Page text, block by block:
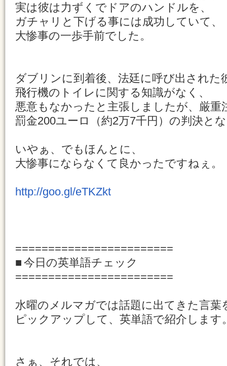
実は彼は力ずくでドアのハンドルを、
ガチャリと下げる事には成功していて、
大惨事の一歩手前でした。
ダブリンに到着後、法廷に呼び出された
飛行機のトイレに関する知識がなく、
悪意もなかったと主張しましたが、厳重
罰金200ユーロ（約2万7千円）の判決と
いやぁ、でもほんとに、
大惨事にならなくて良かったですねぇ。
http://goo.gl/eTKZkt
========================
■ 今日の英単語チェック
========================
水曜のメルマガでは話題に出てきた言葉
ピックアップして、英単語で紹介します
さぁ、それでは、